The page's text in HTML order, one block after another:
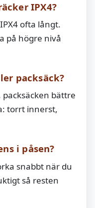
IPX4?
ofta långt.
på högre nivå
packsäck?
bättre
torrt innerst,
i påsen?
snabbt när du
så resten